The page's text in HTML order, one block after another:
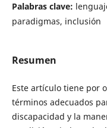
Palabras clave:
paradigmas, inclusión
Resumen
Este artículo tiene por
términos adecuados
discapacidad y la